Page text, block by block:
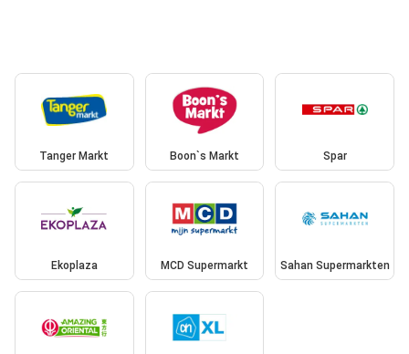
Tanger Markt Boon`s Markt Spar
Ekoplaza MCD Supermarkt Sahan Supermarkten